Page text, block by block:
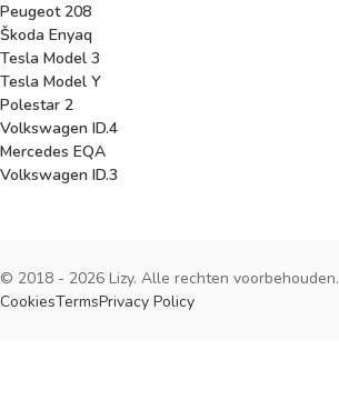
Peugeot 208
Škoda Enyaq
Tesla Model 3
Tesla Model Y
Polestar 2
Volkswagen ID.4
Mercedes EQA
Volkswagen ID.3
© 2018 - 2026 Lizy. Alle rechten voorbehouden.
CookiesTermsPrivacy Policy